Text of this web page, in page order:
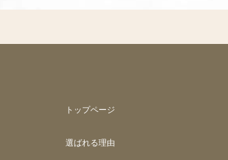
トップページ
選ばれる理由